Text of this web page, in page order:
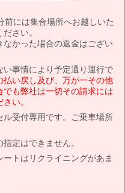
には集合場所へお越しいた
さい。
かった場合の返金はござい
事情により予定通り運行で
払い戻し及び、万が一その他
も弊社は一切その請求には
い。
受付専用です。ご乗車場所
定はできません。
トはリクライニングがあま